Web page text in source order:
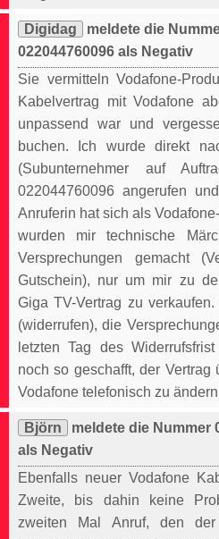
Digidag
meldete die
022044760096 als Negativ
Sie vermitteln Vodafone-
Kabelvertrag mit Vodafone
unpassend war und
buchen. Ich wurde direkt
(Subunternehmer auf
022044760096 angerufen
Anruferin hat sich als
wurden mir technische
Versprechungen gemacht
Gutschein), nur um mir zu
Giga TV-Vertrag zu
(widerrufen), die
letzten Tag des
noch so geschafft, der Vertrag
Vodafone telefonisch zu
Björn
meldete die Nummer
als Negativ
Ebenfalls neuer Vodafone
Zweite, bis dahin keine
zweiten Mal Anruf, den